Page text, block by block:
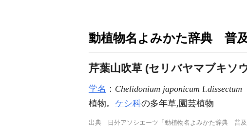
動植物名よみかた辞典 普
芹葉山吹草 (セリバヤマブキソ
学名 ： Chelidonium japonicum f.dissectum
植物。 ケシ科の多年草,園芸植物
出典 日外アソシエーツ「動植物名よみかた辞典 普及